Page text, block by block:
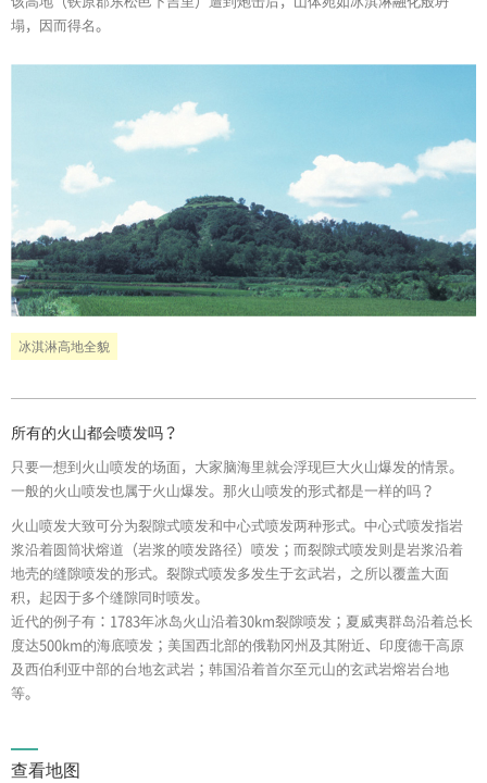
塌，因而得名。
冰淇淋高地全貌
所有的火山都会喷发吗？
只要一想到火山喷发的场面，大家脑海里就会浮现巨大火山爆发的情景。
一般的火山喷发也属于火山爆发。那火山喷发的形式都是一样的吗？
火山喷发大致可分为裂隙式喷发和中心式喷发两种形式。中心式喷发指岩
浆沿着圆筒状熔道（岩浆的喷发路径）喷发；而裂隙式喷发则是岩浆沿着
地壳的缝隙喷发的形式。裂隙式喷发多发生于玄武岩，之所以覆盖大面
积，起因于多个缝隙同时喷发。
近代的例子有：1783年冰岛火山沿着30km裂隙喷发；夏威夷群岛沿着总长
度达500km的海底喷发；美国西北部的俄勒冈州及其附近、印度德干高原
及西伯利亚中部的台地玄武岩；韩国沿着首尔至元山的玄武岩熔岩台地
等。
查看地图